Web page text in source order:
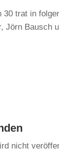
30 trat in
Jörn Bausch
nicht